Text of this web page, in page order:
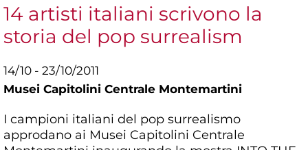
14 artisti italiani scrivono la
storia del pop surrealism
14/10 - 23/10/2011
Musei Capitolini Centrale Montemartini
I campioni italiani del pop surrealismo
approdano ai Musei Capitolini Centrale